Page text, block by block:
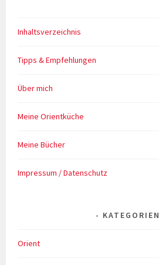
Inhaltsverzeichnis
Tipps & Empfehlungen
Über mich
Meine Orientküche
Meine Bücher
Impressum / Datenschutz
KATEGORIEN
Orient